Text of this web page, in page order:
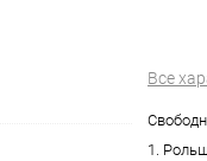
Все
1.